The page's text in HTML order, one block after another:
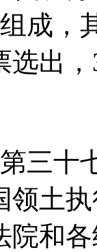
成，
选出
三十
领土
院和